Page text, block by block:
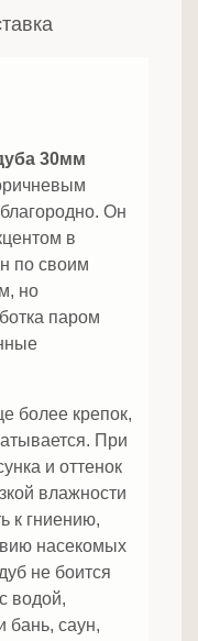
30мм
Он
в
по своим
но
паром
более крепок,
При
и оттенок
влажности
к гниению,
насекомых
не боится
водой,
бань, саун,